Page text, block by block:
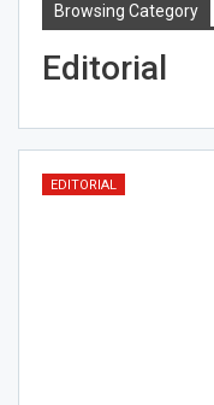
Browsing Category
Editorial
EDITORIAL